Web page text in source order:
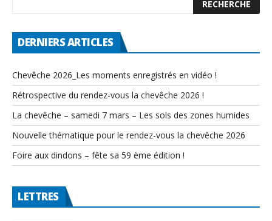
DERNIERS ARTICLES
Chevêche 2026_Les moments enregistrés en vidéo !
Rétrospective du rendez-vous la chevêche 2026 !
La chevêche – samedi 7 mars – Les sols des zones humides
Nouvelle thématique pour le rendez-vous la chevêche 2026
Foire aux dindons – fête sa 59 ème édition !
LETTRES